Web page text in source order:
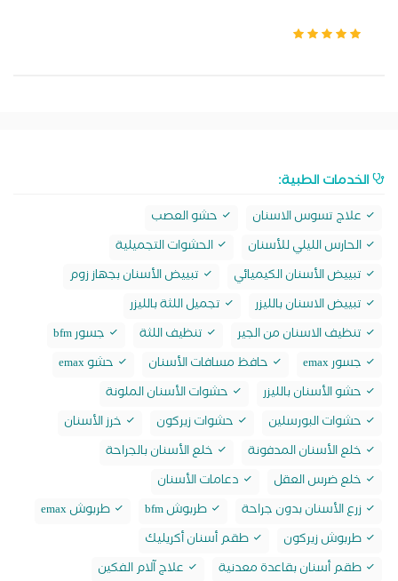
الخدمات الطبية:
علاج تسوس الاسنان
حشو العصب
الحارس الليلي للأسنان
الحشوات التجميلية
تبييض الأسنان الكيميائي
تبييض الأسنان بجهاز زوم
تبييض الاسنان بالليزر
تجميل اللثة بالليزر
تنظيف الاسنان من الجير
تنظيف اللثة
جسور bfm
جسور emax
حافظ مسافات الأسنان
حشو emax
حشو الأسنان بالليزر
حشوات الأسنان الملونة
حشوات البورسلين
حشوات زيركون
خرز الأسنان
خلع الأسنان المدفونة
خلع الأسنان بالجراحة
خلع ضرس العقل
دعامات الأسنان
زرع الأسنان بدون جراحة
طربوش bfm
طربوش emax
طربوش زيركون
طقم أسنان أكريليك
طقم أسنان بقاعدة معدنية
علاج آلام الفكين